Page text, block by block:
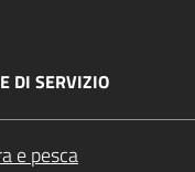
DI SERVIZIO
e pesca